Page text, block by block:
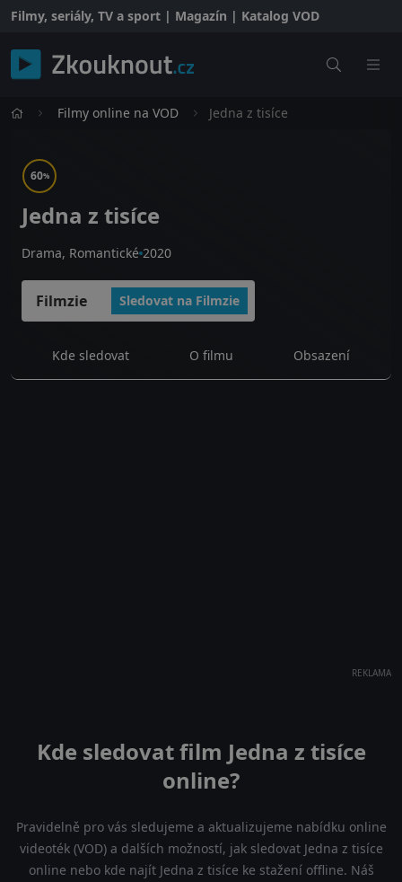
Filmy, seriály, TV a sport | Magazín | Katalog VOD
Filmy online na VOD Jedna z tisíce
60%
Jedna z tisíce
Drama, Romantické 2020
Filmzie Sledovat na Filmzie
Kde sledovat O filmu Obsazení
REKLAMA
Kde sledovat film Jedna z tisíce
online?
Pravidelně pro vás sledujeme a aktualizujeme nabídku online
videoték (VOD) a dalších možností, jak sledovat Jedna z tisíce
online nebo kde najít Jedna z tisíce ke stažení offline. Náš